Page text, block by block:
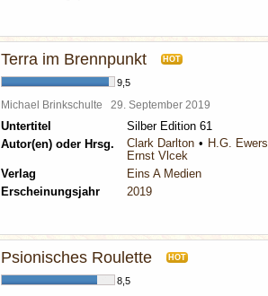
Terra im Brennpunkt HOT
9,5
Michael Brinkschulte 29. September 2019
Untertitel
Silber Edition 61
Autor(en) oder Hrsg.
Clark Darlton H.G. Ewers
Ernst Vlcek
Verlag
Eins A Medien
Erscheinungsjahr
2019
Psionisches Roulette HOT
8,5